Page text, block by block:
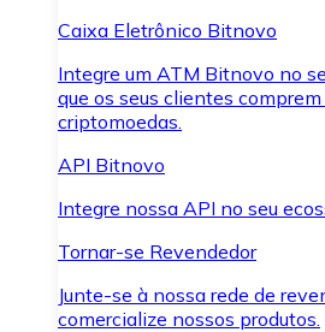
Caixa Eletrônico Bitnovo
Integre um ATM Bitnovo no
que os seus clientes
criptomoedas.
API Bitnovo
Integre nossa API no seu
Tornar-se Revendedor
Junte-se à nossa rede de
comercialize nossos produtos.